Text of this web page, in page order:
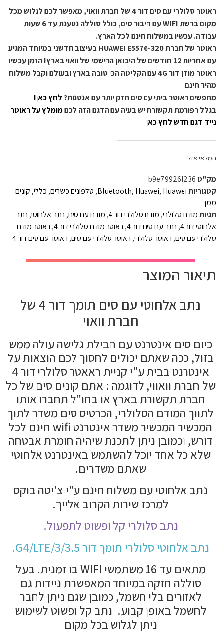
ראוטר סלולרי עם סים דור 4 של חברת וואוי, מאפשר לכם לגלוש מכל
מקום ברשת WIFI עם חיבור סים, כולל סוללה נטענת עד 6 שעות
עבודה. עכשיו במשלוח חינם לכל הארץ.
ראוטר של חברת HUAWEI E5576-320 בעיצוב חדשני במיוחד המגיע
עם אחריות 12 חודשים של היבואן הרישמי של וואוי בארץ! הזמן עכשיו
ראוטר מודן דור 4G עם הקליטה הכי טובה בארץ ובעולם וקבל משלוח
מהיר חינם.
מחפשים ראוטר ביתי עם סים חזק יותר עם אנטנות?לחץ כאן!
בגלל רפורמת תקשורת יש בעיה עם הדגם הזה לכםמומלץ על ראוטר
נייד דגם חדש לחץ כאן
המלאי אזל
מק"ט b9e79926f236
קטגוריות
Bluetooth, Huawei, Huawei
, טלפונים כשרים, כללי, קונים
ממך
תגיותמודם סלולרי, מודם סלולרי דור 4 , מודם עם סים, נתב אלחוטי, נתב
אלחוטי דור 4 , נתב עם סים דור 4 , ראוטר מודם סלולרי דור 4 , ראוטר מודם
סלולרי עם סים, ראוטר סלולרי, ראוטר סלולרי עם סים, ראוטר עם סים דור 4
תיאור המוצר
נתב אלחוטי עם סים תומך דור 4 של
חברת וואוי
כיום סים אינטרנט עם חבילת גלישה עולה ממש
בזול, ככה שאתם יכולים לחסוך לכם הוצאות על
אינטרנט בבית ע"י קניית ראאטר סלולרי דור 4
של חברת וואווי, לדוגמה : אתם קונים סים של כל
חברת תקשורת בארץ או בחו"ל תחברו אותו
לתווך המודם הסלולרי, הכרטיס סים משדר לתוך
המכשיר המכשיר משדר אינטרנט wifi חינם לכל
דורש, וכמובן ניתן לתכנת שיהיה חומרת אבטחה
שלא כל אחד יוכל להשתמש באינטרנט אלחוטי
שאתם משדרים.
נתב אלחוטי עם משלוח חינם ע"י צ'יטה בוקס
למרכז שירות הקרוב אלייך.
נתב סלולרי קל ופשוט לתפעול.
נתב אלחוטי סלולרי תומך דור 3/3.5/G4/LTE.
מתאים עד 16 משתמשי WIFI בו זמנית. בעל
סוללה חזקה במיוחד המאפשרת ניידות גם
לאזורים בלי חשמל, כמובן שגם ניתן לחבר
לחשמל באופן קבוע. נתב קל ופשוט לשימוש
ניתן לגלוש בכל מקום